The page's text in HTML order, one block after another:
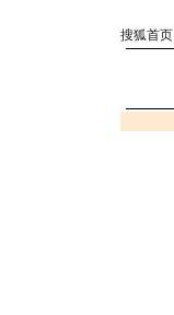
搜狐首页